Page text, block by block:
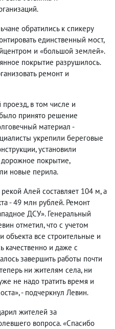
обратились к спикеру
единственный мост,
и «большой землей».
покрытие разрушилось.
ремонт и
в том числе и
принято решение
материал -
укрепили береговые
установили
покрытие,
новые перила.
Алей составляет 104 м, а
- 49 млн рублей. Ремонт
ДСУ». Генеральный
отметил, что с учетом
объекта все строительные и
качественно и даже с
завершить работы почти
ни жителям села, ни
не надо тратить время и
- подчеркнул Левин.
жителей за
вопроса. «Спасибо